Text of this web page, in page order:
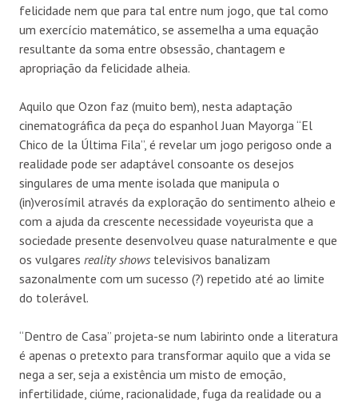
felicidade nem que para tal entre num jogo, que tal como
um exercício matemático, se assemelha a uma equação
resultante da soma entre obsessão, chantagem e
apropriação da felicidade alheia.
Aquilo que Ozon faz (muito bem), nesta adaptação
cinematográfica da peça do espanhol Juan Mayorga “El
Chico de la Última Fila”, é revelar um jogo perigoso onde a
realidade pode ser adaptável consoante os desejos
singulares de uma mente isolada que manipula o
(in)verosímil através da exploração do sentimento alheio e
com a ajuda da crescente necessidade voyeurista que a
sociedade presente desenvolveu quase naturalmente e que
os vulgares reality shows televisivos banalizam
sazonalmente com um sucesso (?) repetido até ao limite
do tolerável.
“Dentro de Casa” projeta-se num labirinto onde a literatura
é apenas o pretexto para transformar aquilo que a vida se
nega a ser, seja a existência um misto de emoção,
infertilidade, ciúme, racionalidade, fuga da realidade ou a